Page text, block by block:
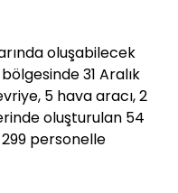
oluşabilecek
31 Aralık
5 hava aracı, 2
oluşturulan 54
personelle